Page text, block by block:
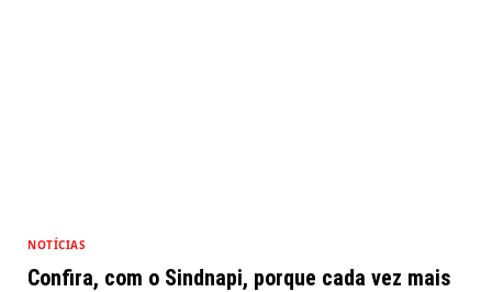
NOTÍCIAS
Confira, com o Sindnapi, porque cada vez mais